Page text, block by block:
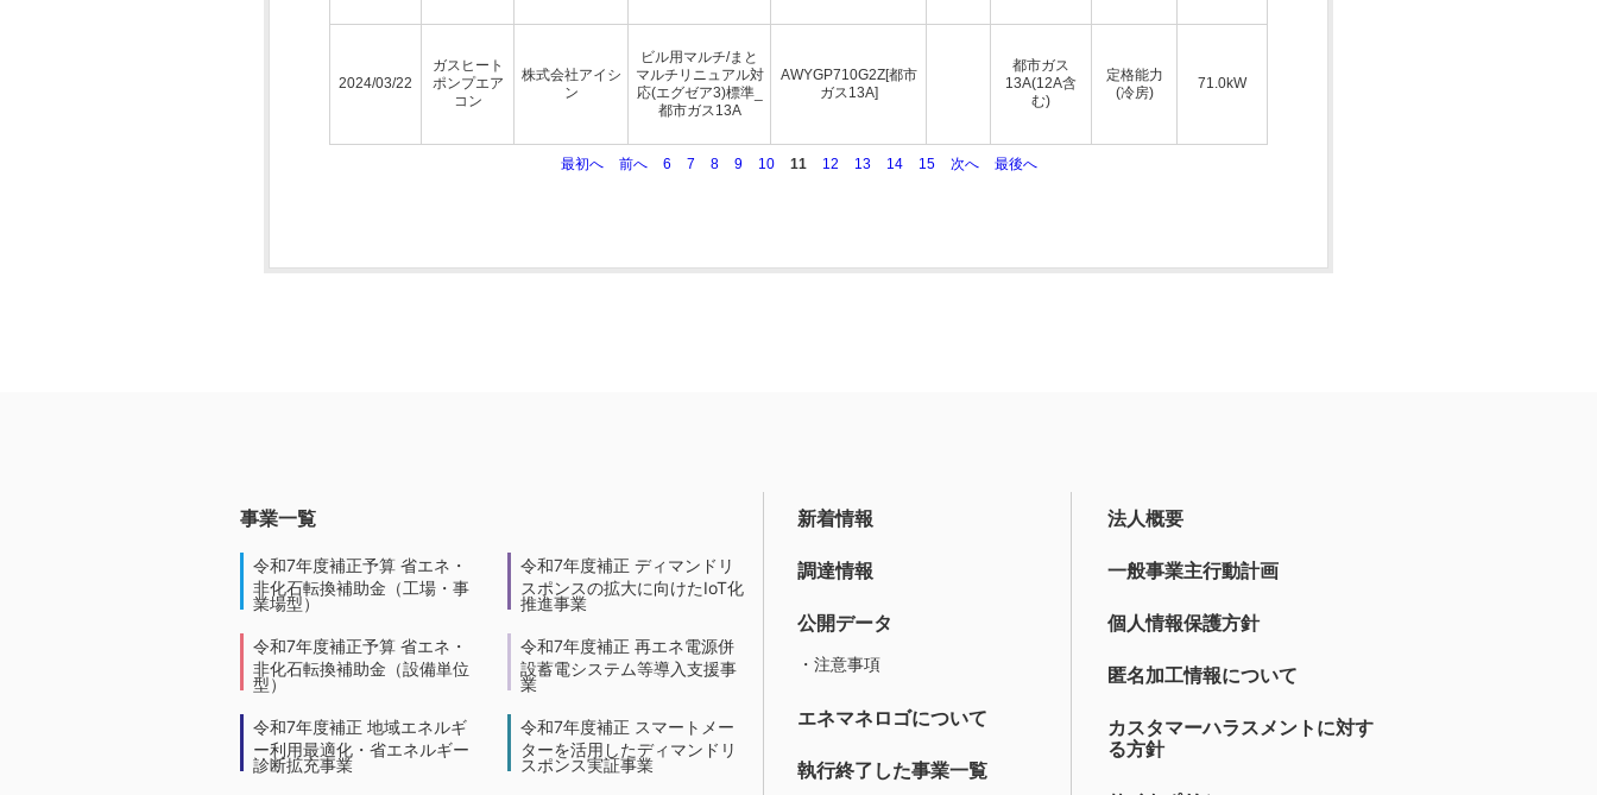
2024/03/22
ガスヒート
ポンプエア
コン
株式会社アイシ
ン
ビル用マルチ/まと
マルチリニュアル対
応(エグゼア3)標準_
都市ガス13A
AWYGP710G2Z[都市
ガス13A]
都市ガス
13A(12A含
む)
定格能力
(冷房)
71.0kW
最初へ 前へ 6 7 8 9 10 11 12 13 14 15 次へ 最後へ
事業一覧
令和7年度補正予算 省エネ・
非化石転換補助金（工場・事
業場型）
令和7年度補正予算 省エネ・
非化石転換補助金（設備単位
型）
令和7年度補正 地域エネルギ
ー利用最適化・省エネルギー
診断拡充事業
令和7年度補正 ディマンドリ
スポンスの拡大に向けたIoT化
推進事業
令和7年度補正 再エネ電源併
設蓄電システム等導入支援事
業
令和7年度補正 スマートメー
ターを活用したディマンドリ
スポンス実証事業
新着情報
調達情報
公開データ
・注意事項
エネマネロゴについて
執行終了した事業一覧
法人概要
一般事業主行動計画
個人情報保護方針
匿名加工情報について
カスタマーハラスメントに対す
る方針